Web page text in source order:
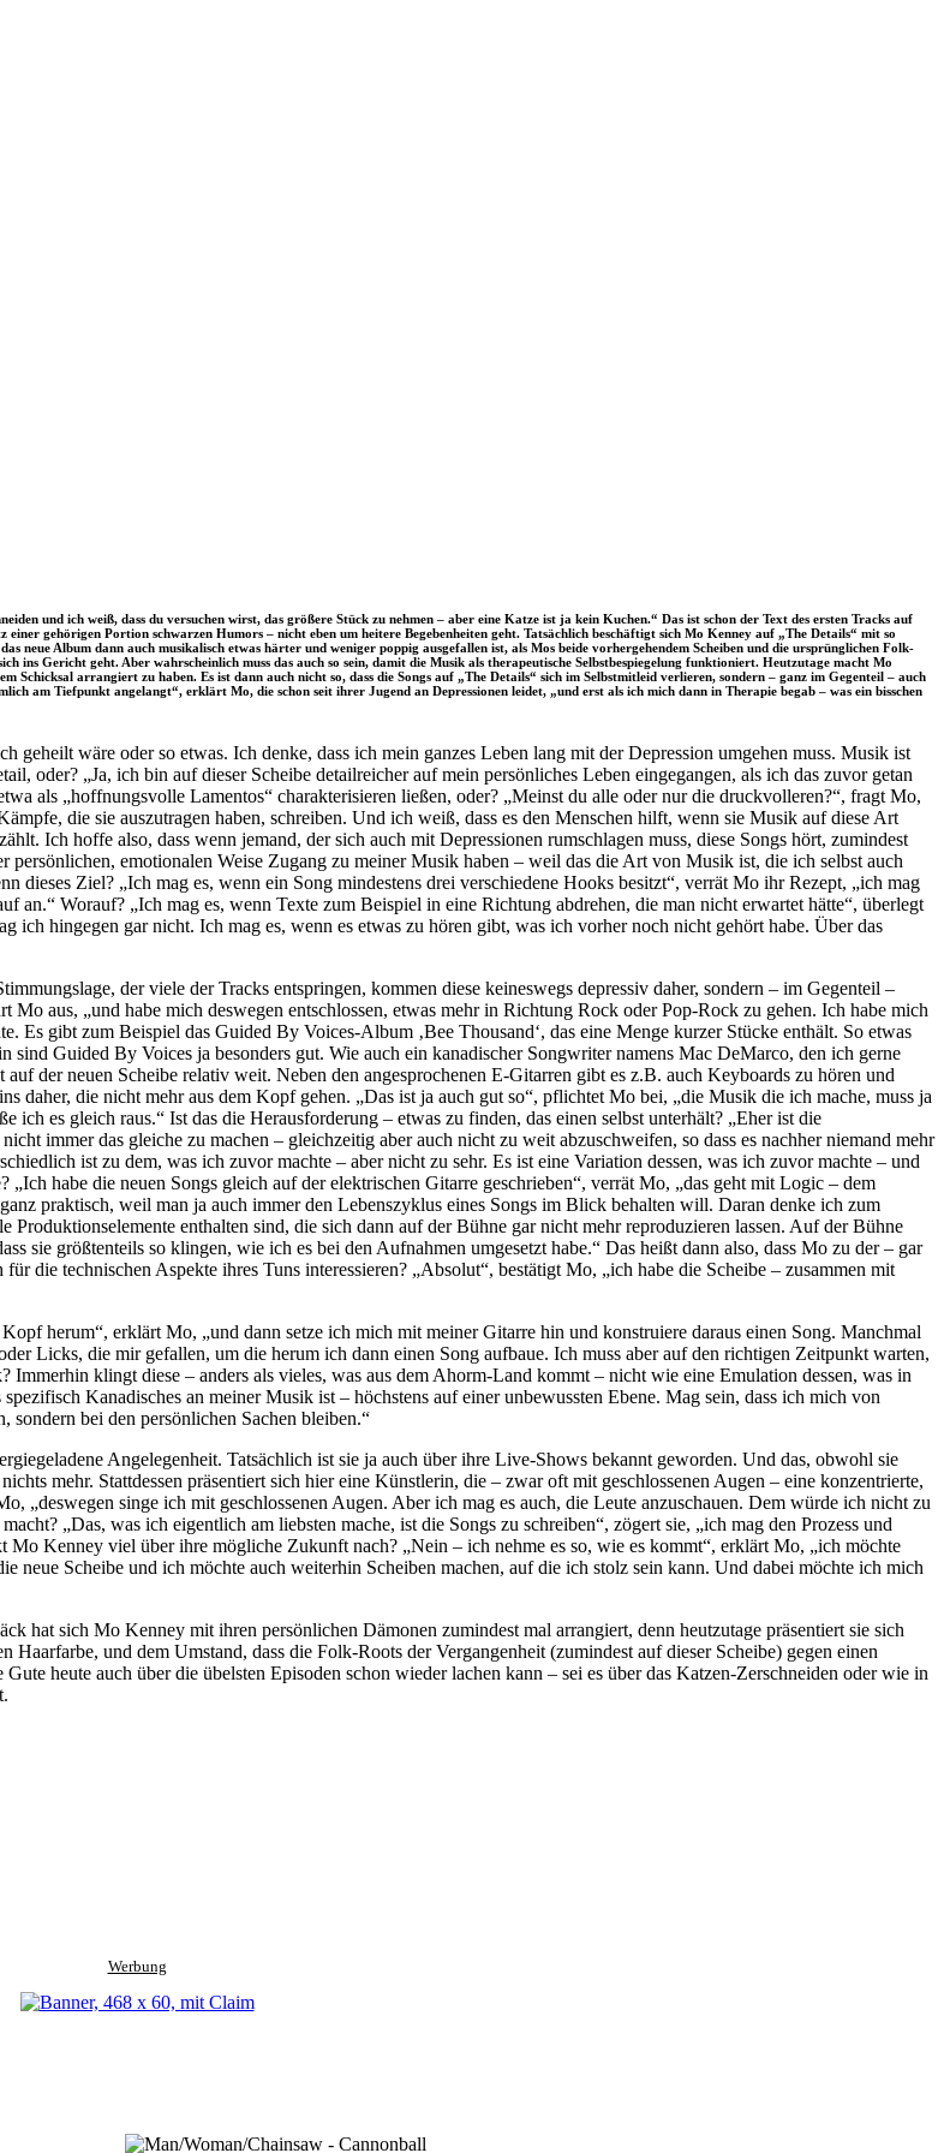
und ich weiß, dass du versuchen wirst, das größere Stück zu nehmen – aber eine Katze ist ja kein Kuchen.“ Das ist schon der Text des ersten Tracks auf
gehörigen Portion schwarzen Humors – nicht eben um heitere Begebenheiten geht. Tatsächlich beschäftigt sich Mo Kenney auf „The Details“ mit so
neue Album dann auch musikalisch etwas härter und weniger poppig ausgefallen ist, als Mos beide vorhergehendem Scheiben und die ursprünglichen Folk-
ins Gericht geht. Aber wahrscheinlich muss das auch so sein, damit die Musik als therapeutische Selbstbespiegelung funktioniert. Heutzutage macht Mo
Schicksal arrangiert zu haben. Es ist dann auch nicht so, dass die Songs auf „The Details“ sich im Selbstmitleid verlieren, sondern – ganz im Gegenteil – auch
am Tiefpunkt angelangt“, erklärt Mo, die schon seit ihrer Jugend an Depressionen leidet, „und erst als ich mich dann in Therapie begab – was ein bisschen
geheilt wäre oder so etwas. Ich denke, dass ich mein ganzes Leben lang mit der Depression umgehen muss. Musik ist
oder? „Ja, ich bin auf dieser Scheibe detailreicher auf mein persönliches Leben eingegangen, als ich das zuvor getan
als „hoffnungsvolle Lamentos“ charakterisieren ließen, oder? „Meinst du alle oder nur die druckvolleren?“, fragt Mo,
die sie auszutragen haben, schreiben. Und ich weiß, dass es den Menschen hilft, wenn sie Musik auf diese Art
Ich hoffe also, dass wenn jemand, der sich auch mit Depressionen rumschlagen muss, diese Songs hört, zumindest
emotionalen Weise Zugang zu meiner Musik haben – weil das die Art von Musik ist, die ich selbst auch
Ziel? „Ich mag es, wenn ein Song mindestens drei verschiedene Hooks besitzt“, verrät Mo ihr Rezept, „ich mag
an.“ Worauf? „Ich mag es, wenn Texte zum Beispiel in eine Richtung abdrehen, die man nicht erwartet hätte“, überlegt
hingegen gar nicht. Ich mag es, wenn es etwas zu hören gibt, was ich vorher noch nicht gehört habe. Über das
der viele der Tracks entspringen, kommen diese keineswegs depressiv daher, sondern – im Gegenteil –
aus, „und habe mich deswegen entschlossen, etwas mehr in Richtung Rock oder Pop-Rock zu gehen. Ich habe mich
Es gibt zum Beispiel das Guided By Voices-Album ‚Bee Thousand‘, das eine Menge kurzer Stücke enthält. So etwas
Guided By Voices ja besonders gut. Wie auch ein kanadischer Songwriter namens Mac DeMarco, den ich gerne
der neuen Scheibe relativ weit. Neben den angesprochenen E-Gitarren gibt es z.B. auch Keyboards zu hören und
daher, die nicht mehr aus dem Kopf gehen. „Das ist ja auch gut so“, pflichtet Mo bei, „die Musik die ich mache, muss ja
es gleich raus.“ Ist das die Herausforderung – etwas zu finden, das einen selbst unterhält? „Eher ist die
immer das gleiche zu machen – gleichzeitig aber auch nicht zu weit abzuschweifen, so dass es nachher niemand mehr
ist zu dem, was ich zuvor machte – aber nicht zu sehr. Es ist eine Variation dessen, was ich zuvor machte – und
habe die neuen Songs gleich auf der elektrischen Gitarre geschrieben“, verrät Mo, „das geht mit Logic – dem
praktisch, weil man ja auch immer den Lebenszyklus eines Songs im Blick behalten will. Daran denke ich zum
enthalten sind, die sich dann auf der Bühne gar nicht mehr reproduzieren lassen. Auf der Bühne
sie größtenteils so klingen, wie ich es bei den Aufnahmen umgesetzt habe.“ Das heißt dann also, dass Mo zu der – gar
die technischen Aspekte ihres Tuns interessieren? „Absolut“, bestätigt Mo, „ich habe die Scheibe – zusammen mit
herum“, erklärt Mo, „und dann setze ich mich mit meiner Gitarre hin und konstruiere daraus einen Song. Manchmal
Licks, die mir gefallen, um die herum ich dann einen Song aufbaue. Ich muss aber auf den richtigen Zeitpunkt warten,
klingt diese – anders als vieles, was aus dem Ahorm-Land kommt – nicht wie eine Emulation dessen, was in
Kanadisches an meiner Musik ist – höchstens auf einer unbewussten Ebene. Mag sein, dass ich mich von
bei den persönlichen Sachen bleiben.“
Angelegenheit. Tatsächlich ist sie ja auch über ihre Live-Shows bekannt geworden. Und das, obwohl sie
mehr. Stattdessen präsentiert sich hier eine Künstlerin, die – zwar oft mit geschlossenen Augen – eine konzentrierte,
„deswegen singe ich mit geschlossenen Augen. Aber ich mag es auch, die Leute anzuschauen. Dem würde ich nicht zu
„Das, was ich eigentlich am liebsten mache, ist die Songs zu schreiben“, zögert sie, „ich mag den Prozess und
Kenney viel über ihre mögliche Zukunft nach? „Nein – ich nehme es so, wie es kommt“, erklärt Mo, „ich möchte
Scheibe und ich möchte auch weiterhin Scheiben machen, auf die ich stolz sein kann. Und dabei möchte ich mich
hat sich Mo Kenney mit ihren persönlichen Dämonen zumindest mal arrangiert, denn heutzutage präsentiert sie sich
Haarfarbe, und dem Umstand, dass die Folk-Roots der Vergangenheit (zumindest auf dieser Scheibe) gegen einen
heute auch über die übelsten Episoden schon wieder lachen kann – sei es über das Katzen-Zerschneiden oder wie in
Werbung